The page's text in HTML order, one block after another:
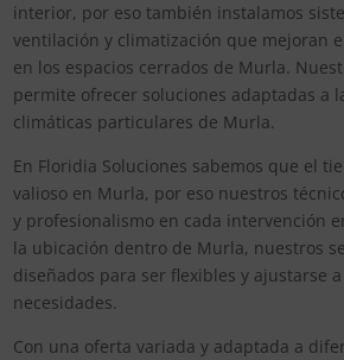
interior, por eso también instalamos
ventilación y climatización que mejoran
en los espacios cerrados de Murla.
permite ofrecer soluciones adaptadas a
climáticas particulares de Murla.
En Floridia Soluciones sabemos que el
valioso en Murla, por eso nuestros
y profesionalismo en cada intervención
la ubicación dentro de Murla, nuestros
diseñados para ser flexibles y ajustarse
necesidades.
Con una oferta variada y adaptada a